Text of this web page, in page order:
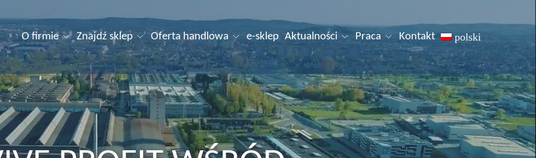
O firmie Znajdź sklep Oferta handlowa e-sklep Aktualności Praca Kontakt polski